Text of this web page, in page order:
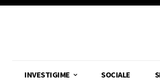
INVESTIGIME SOCIALE